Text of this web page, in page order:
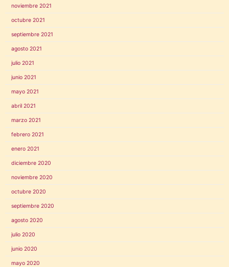
noviembre 2021
octubre 2021
septiembre 2021
agosto 2021
julio 2021
junio 2021
mayo 2021
abril 2021
marzo 2021
febrero 2021
enero 2021
diciembre 2020
noviembre 2020
octubre 2020
septiembre 2020
agosto 2020
julio 2020
junio 2020
mayo 2020